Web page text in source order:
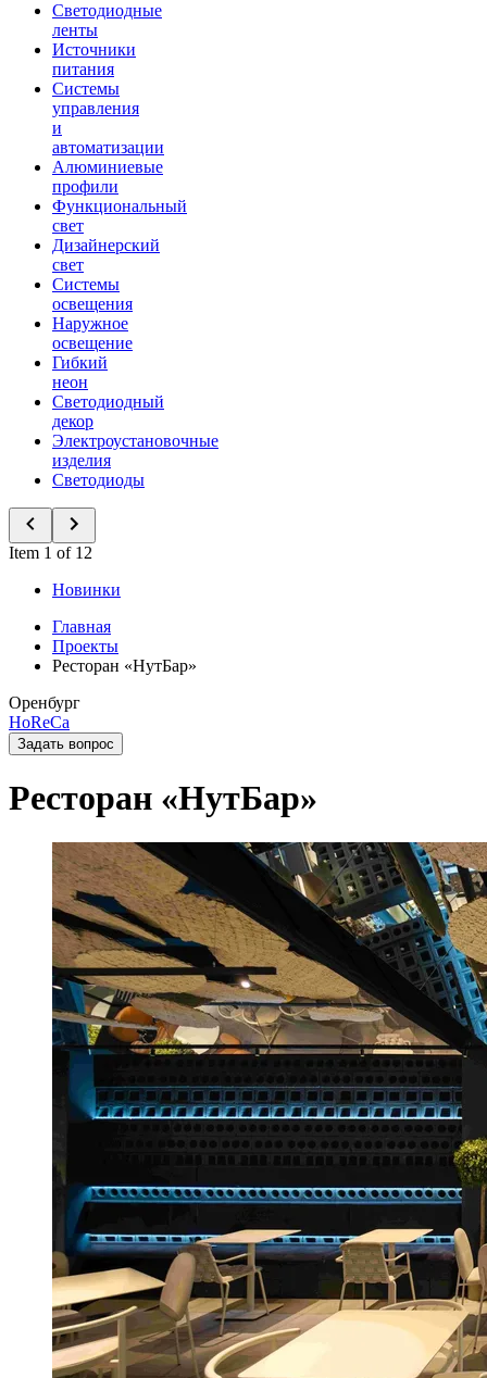
Светодиодные
ленты
Источники
питания
Системы
управления
и
автоматизации
Алюминиевые
профили
Функциональный
свет
Дизайнерский
свет
Системы
освещения
Наружное
освещение
Гибкий
неон
Светодиодный
декор
Электроустановочные
изделия
Светодиоды
Item 1 of 12
Новинки
Главная
Проекты
Ресторан «НутБар»
Оренбург
HoReCa
Задать вопрос
Ресторан «НутБар»